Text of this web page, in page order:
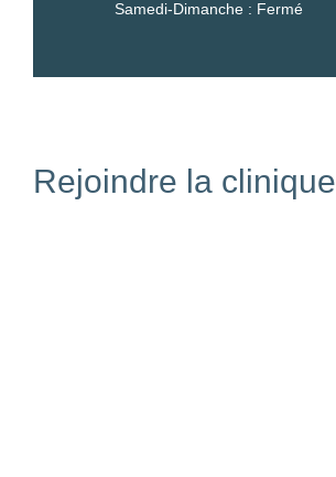
Samedi-Dimanche : Fermé
Rejoindre la clinique